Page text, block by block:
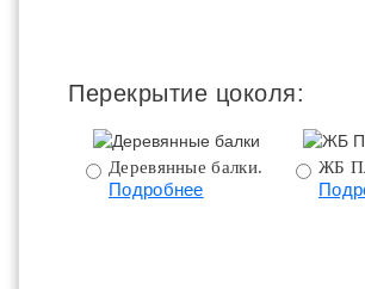
Перекрытие цоколя:
Деревянные балки.
Подробнее
ЖБ